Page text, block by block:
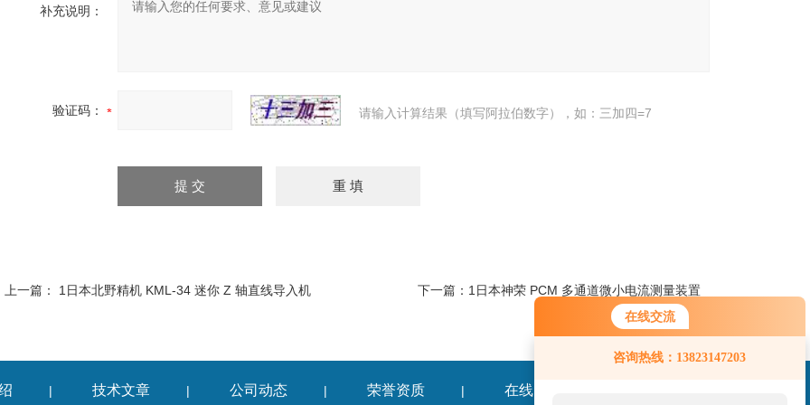
在线交流
咨询热线：13823147203
您好！欢迎前来咨询，很高兴为您
服务，请问您要咨询什么问题呢？
补充说明：
验证码： 请输入计算结果（填写阿拉伯数字），如：三加四=7
上一篇： 1日本北野精机 KML-34 迷你 Z 轴直线导入机 下一篇： 1日本神荣 PCM 多通道微小电流测量装置
| 技术文章 | 公司动态 | 荣誉资质 | 在线留言